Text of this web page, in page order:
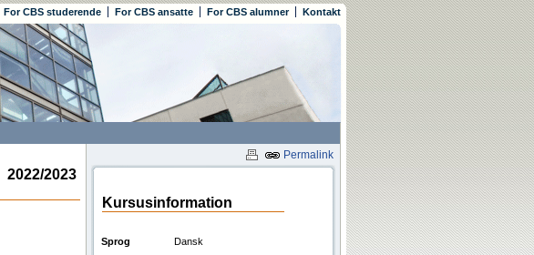
For CBS studerende For CBS ansatte For CBS alumner Kontakt
Permalink
2022/2023
Kursusinformation
Sprog
Dansk